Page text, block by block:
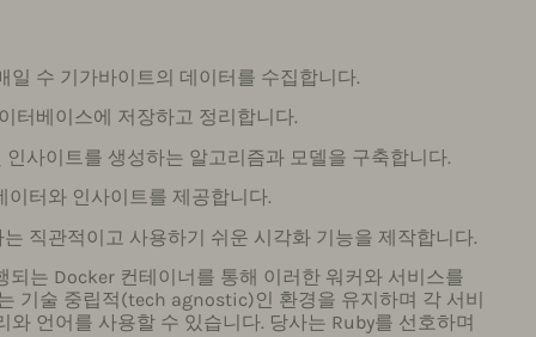
일 수 기가바이트의 데이터를 수집합니다.
터베이스에 저장하고 정리합니다.
인사이트를 생성하는 알고리즘과 모델을 구축합니다.
이터와 인사이트를 제공합니다.
직관적이고 사용하기 쉬운 시각화 기능을 제작합니다.
되는 Docker 컨테이너를 통해 이러한 워커와 서비스를
기술 중립적(tech agnostic)인 환경을 유지하며 각 서비
와 언어를 사용할 수 있습니다. 당사는 Ruby를 선호하며